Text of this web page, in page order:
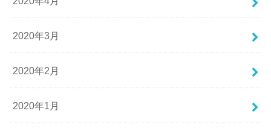
2020年3月
2020年2月
2020年1月